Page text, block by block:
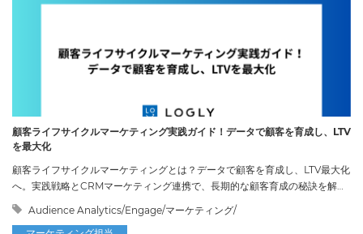
顧客ライフサイクルマーケティング実践ガイド！データで顧客を育成し、LTV
を最大化
顧客ライフサイクルマーケティングとは？データで顧客を育成し、LTV最大化
へ。実践戦略とCRMマーケティング連携で、長期的な顧客育成の秘訣を解説
します。
Audience Analytics/Engage/マーケティング/